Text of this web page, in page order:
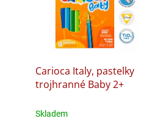
Carioca Italy, pastelky
trojhranné Baby 2+
Skladem